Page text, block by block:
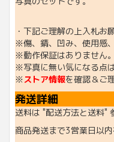
・下記ご理解の上入札お
※傷、錆、凹み、使用感
※動作保証はありません
※写真に無い気になる点
※ストア情報を確認＆ご
発送詳細
送料は "配送方法と送料"
商品発送まで3営業日以内